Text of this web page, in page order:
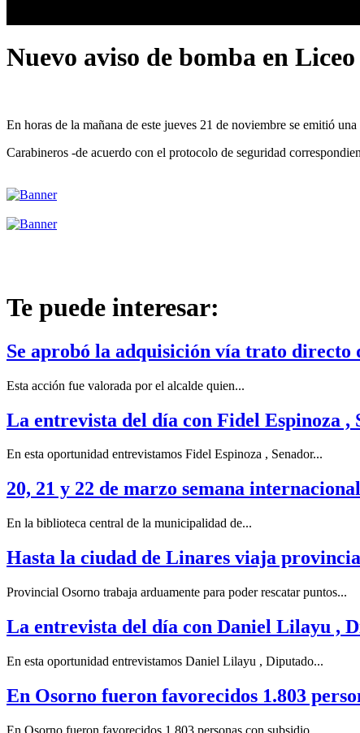
Nuevo aviso de bomba en
En horas de la mañana de este jueves 21 de noviembre se emitió
Carabineros -de acuerdo con el protocolo de seguridad
Te puede interesar:
Se aprobó la adquisición vía trato
Esta acción fue valorada por el alcalde quien...
La entrevista del día con Fidel Espinoza ,
En esta oportunidad entrevistamos Fidel Espinoza , Senador...
20, 21 y 22 de marzo semana
En la biblioteca central de la municipalidad de...
Hasta la ciudad de Linares viaja
Provincial Osorno trabaja arduamente para poder rescatar puntos...
La entrevista del día con Daniel Lilayu ,
En esta oportunidad entrevistamos Daniel Lilayu , Diputado...
En Osorno fueron favorecidos 1.803
En Osorno fueron favorecidos 1.803 personas con subsidio...